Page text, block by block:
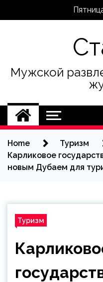
Мужской
Home
Туризм
Карликовое
новым Дубаем для
Туризм